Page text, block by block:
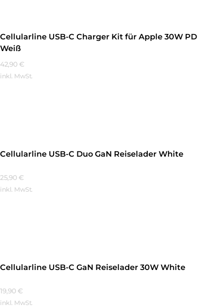
Cellularline USB-C Charger Kit für Apple 30W PD
Weiß
42,90 €
inkl. MwSt.
Cellularline USB-C Duo GaN Reiselader White
25,90 €
inkl. MwSt.
Cellularline USB-C GaN Reiselader 30W White
19,90 €
inkl. MwSt.